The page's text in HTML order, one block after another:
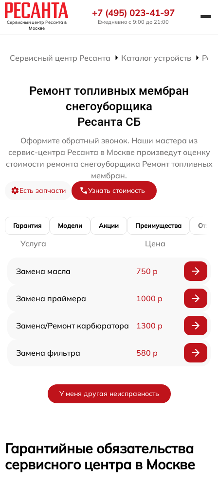
Сервисный центр Ресанта в
Москве
+7 (495) 023-41-97
Ежедневно с 9:00 до 21:00
Сервисный центр Ресанта Каталог устройств
Ремонт топливных мембран
снегоуборщика
Ресанта СБ
Оформите обратный звонок. Наши мастера из
сервис-центра Ресанта в Москве произведут оценку
стоимости ремонта снегоуборщика Ремонт топливных
мембран.
Есть запчасти Узнать стоимость
Гарантия Модели Акции Преимущества
Услуга Цена
Замена масла 750 р
Замена праймера 1000 р
Замена/Pемонт карбюратора 1300 р
Замена фильтра 580 р
У меня другая неисправность
Гарантийные обязательства
сервисного центра в Москве